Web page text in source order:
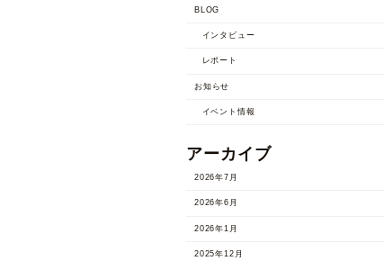
BLOG
インタビュー
レポート
お知らせ
イベント情報
アーカイブ
2026年7月
2026年6月
2026年1月
2025年12月